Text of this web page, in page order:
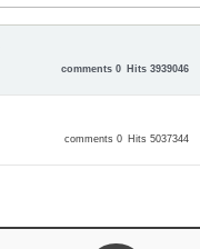
comments 0 Hits 3939046
comments 0 Hits 5037344